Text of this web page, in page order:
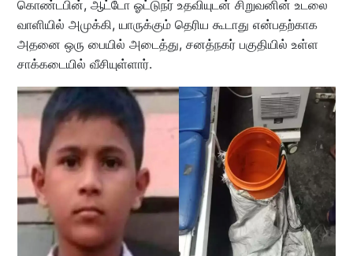
கொண்டபின், ஆட்டோ ஓட்டுநர் உதவியுடன் சிறுவனின் உடலை
வாளியில் அமுக்கி, யாருக்கும் தெரிய கூடாது என்பதற்காக
அதனை ஒரு பையில் அடைத்து, சனத்நகர் பகுதியில் உள்ள
சாக்கடையில் வீசியுள்ளார்.